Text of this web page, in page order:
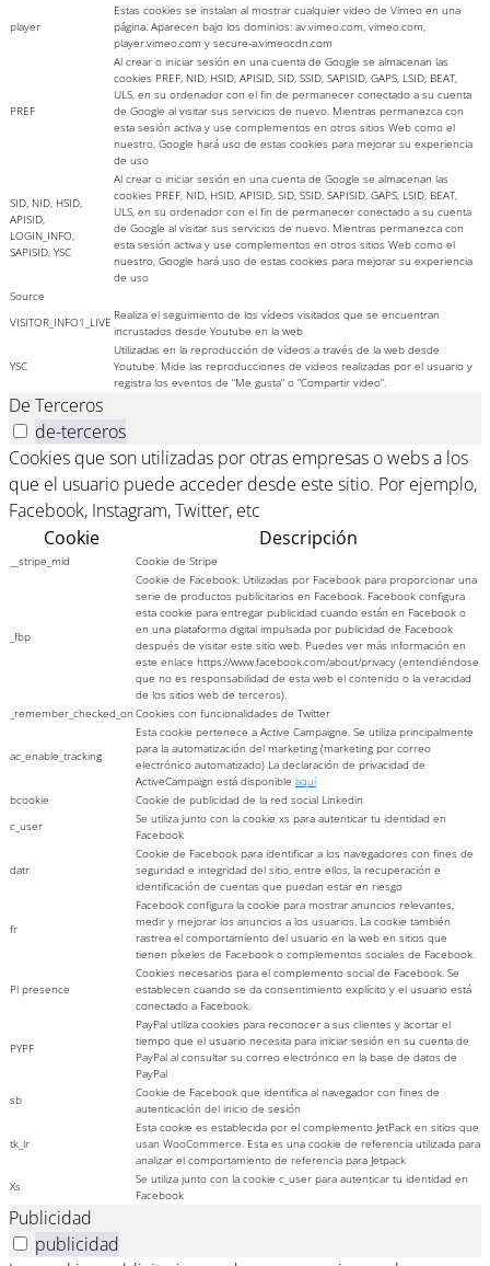
player
Estas cookies se instalan al mostrar cualquier video de Vimeo en una
página. Aparecen bajo los dominios: av.vimeo.com, vimeo.com,
player.vimeo.com y secure-a.vimeocdn.com
PREF
Al crear o iniciar sesión en una cuenta de Google se almacenan las
cookies PREF, NID, HSID, APISID, SID, SSID, SAPISID, GAPS, LSID, BEAT,
ULS, en su ordenador con el fin de permanecer conectado a su cuenta
de Google al visitar sus servicios de nuevo. Mientras permanezca con
esta sesión activa y use complementos en otros sitios Web como el
nuestro, Google hará uso de estas cookies para mejorar su experiencia
de uso
SID, NID, HSID,
APISID,
LOGIN_INFO,
SAPISID, YSC
Al crear o iniciar sesión en una cuenta de Google se almacenan las
cookies PREF, NID, HSID, APISID, SID, SSID, SAPISID, GAPS, LSID, BEAT,
ULS, en su ordenador con el fin de permanecer conectado a su cuenta
de Google al visitar sus servicios de nuevo. Mientras permanezca con
esta sesión activa y use complementos en otros sitios Web como el
nuestro, Google hará uso de estas cookies para mejorar su experiencia
de uso
Source
VISITOR_INFO1_LIVE Realiza el seguimiento de los vídeos visitados que se encuentran
incrustados desde Youtube en la web
YSC
Utilizadas en la reproducción de vídeos a través de la web desde
Youtube. Mide las reproducciones de videos realizadas por el usuario y
registra los eventos de “Me gusta” o “Compartir video”.
De Terceros
de-terceros
Cookies que son utilizadas por otras empresas o webs a los
que el usuario puede acceder desde este sitio. Por ejemplo,
Facebook, Instagram, Twitter, etc
Cookie
Descripción
__stripe_mid Cookie de Stripe
_fbp
Cookie de Facebook: Utilizadas por Facebook para proporcionar una
serie de productos publicitarios en Facebook. Facebook configura
esta cookie para entregar publicidad cuando están en Facebook o
en una plataforma digital impulsada por publicidad de Facebook
después de visitar este sitio web. Puedes ver más información en
este enlace https://www.facebook.com/about/privacy (entendiéndose
que no es responsabilidad de esta web el contenido o la veracidad
de los sitios web de terceros).
_remember_checked_on Cookies con funcionalidades de Twitter
ac_enable_tracking
Esta cookie pertenece a Active Campaigne. Se utiliza principalmente
para la automatización del marketing (marketing por correo
electrónico automatizado) La declaración de privacidad de
ActiveCampaign está disponible aquí
bcookie
Cookie de publicidad de la red social Linkedin
c_user
Se utiliza junto con la cookie xs para autenticar tu identidad en
Facebook
datr
Cookie de Facebook para identificar a los navegadores con fines de
seguridad e integridad del sitio, entre ellos, la recuperación e
identificación de cuentas que puedan estar en riesgo
fr
Facebook configura la cookie para mostrar anuncios relevantes,
medir y mejorar los anuncios a los usuarios. La cookie también
rastrea el comportamiento del usuario en la web en sitios que
tienen píxeles de Facebook o complementos sociales de Facebook.
Pl presence
Cookies necesarios para el complemento social de Facebook. Se
establecen cuando se da consentimiento explícito y el usuario está
conectado a Facebook.
PYPF
PayPal utiliza cookies para reconocer a sus clientes y acortar el
tiempo que el usuario necesita para iniciar sesión en su cuenta de
PayPal al consultar su correo electrónico en la base de datos de
PayPal
sb
Cookie de Facebook que identifica al navegador con fines de
autenticación del inicio de sesión
tk_lr
Esta cookie es establecida por el complemento JetPack en sitios que
usan WooCommerce. Esta es una cookie de referencia utilizada para
analizar el comportamiento de referencia para Jetpack
Xs
Se utiliza junto con la cookie c_user para autenticar tu identidad en
Facebook
Publicidad
publicidad